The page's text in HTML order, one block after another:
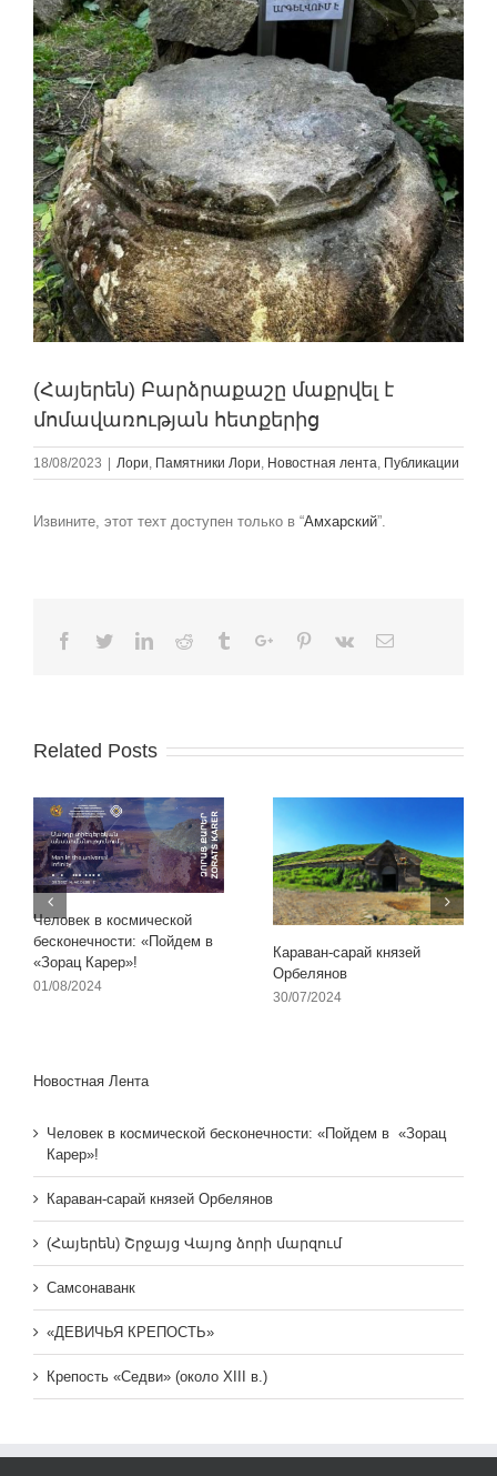
(Հայերեն) Բարձրաքաշը մաքրվել է
մոմավառության հետքերից
18/08/2023 | Лори Памятники Лори Новостная лента Публикации
Извините, этот техт доступен только в “Амхарский”.
Facebook
TwitterLinkedinReddit TumblrGoogle+Pinterest
Vk Email
Related Posts
Человек в космической
бесконечности: «Пойдем в
«Зорац Карер»!
01/08/2024
Караван-сарай князей
Орбелянов
30/07/2024
Новостная Лента
Человек в космической бесконечности: «Пойдем в «Зорац
Карер»!
Караван-сарай князей Орбелянов
(Հայերեն) Շրջայց Վայոց ձորի մարզում
Самсонаванк
«ДЕВИЧЬЯ КРЕПОСТЬ»
Крепость «Седви» (около XIII в.)